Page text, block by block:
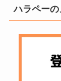
ハラペー